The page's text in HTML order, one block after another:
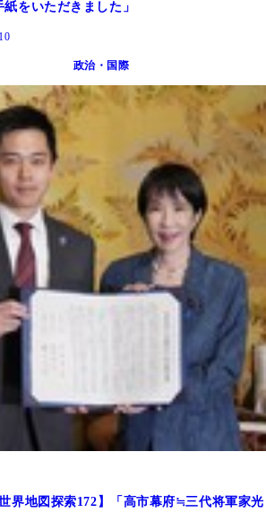
をいただきました」
政治・国際
界地図探索172】「高市幕府≒三代将軍家光